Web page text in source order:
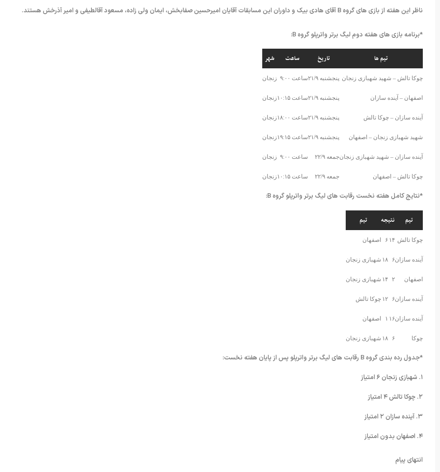
ناظر این هفته از بازی های گروه B آقای هادی بیک و داوران این مسابقات آقایان امیرحسین صفابخش، ایمان ولی زاده، مسعود آقالطیفی و امیر آذرخش هستند.
*برنامه بازی های هفته دوم لیگ برتر واترپلو گروه B:
تیم ها تاریخ ساعت شهر
چوکا تالش – شهید شهبازی زنجان پنجشنبه ۲۱/۹ ساعت ۹:۰۰ زنجان
اصفهان – آینده سازان پنجشنبه ۲۱/۹ ساعت ۱۰:۱۵ زنجان
آینده سازان – چوکا تالش پنجشنبه ۲۱/۹ ساعت ۱۸:۰۰ زنجان
شهید شهبازی زنجان – اصفهان پنجشنبه ۲۱/۹ ساعت ۱۹:۱۵ زنجان
آینده سازان – شهید شهبازی زنجانجمعه ۲۲/۹ ساعت ۹:۰۰ زنجان
چوکا تالش – اصفهان جمعه ۲۲/۹ ساعت ۱۰:۱۵ زنجان
*نتایج کامل هفته نخست رقابت های لیگ برتر واترپلو گروه B:
تیم نتیجه تیم
چوکا تالش ۱۴ ۶ اصفهان
آینده سازان۶ ۱۸ شهبازی زنجان
اصفهان ۲ ۱۴ شهبازی زنجان
آینده سازان۶ ۱۲ چوکا تالش
آینده سازان۱۶ ۱ اصفهان
چوکا ۶ ۱۸ شهبازی زنجان
*جدول رده بندی گروه B رقابت های لیگ برتر واترپلو پس از پایان هفته نخست:
۱. شهبازی زنجان ۶ امتیاز
۲. چوکا تالش ۴ امتیاز
۳. آینده سازان ۲ امتیاز
۴. اصفهان بدون امتیاز
انتهای پیام